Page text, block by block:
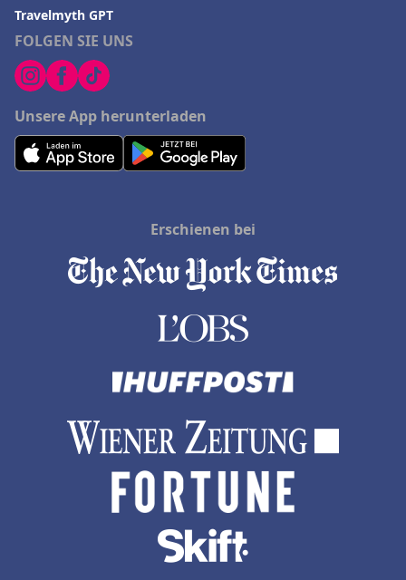
FOLGEN SIE UNS
Unsere App herunterladen
Travelmyth GPT
Erschienen bei